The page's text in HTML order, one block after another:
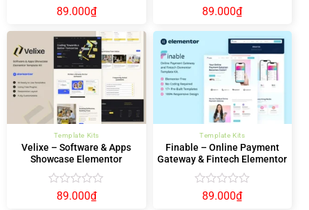
Được
hạng
sao
89.000₫
Được
hạng
0
sao
89.000₫
Template Kits
Velixe – Software & Apps
Showcase Elementor
Template Kit
Được
89.000₫
Template Kits
Finable – Online Payment
Gateway & Fintech Elementor
Template Kit
Được
89.000₫